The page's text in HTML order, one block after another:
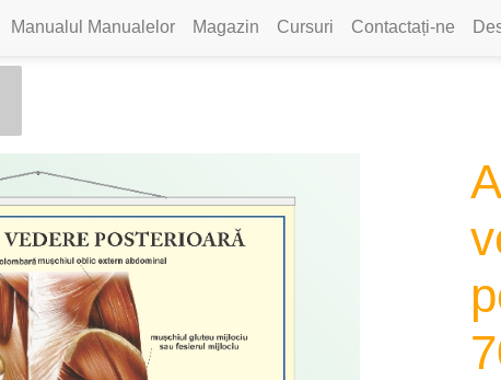
Manualul Manualelor Magazin Cursuri Contactați-ne